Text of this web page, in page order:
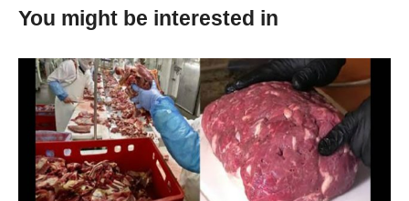
χρησιμοποίησαν σύγχρονες τεχνικές μαγνητικής
δάχτυλα, όταν παράγεται ο θόρυβος των
αρθρώσεων. Ένας ειδικός στη χειροπρακτική
τραβούσε το ένα μετά το άλλο τα δάχτυλά του στο
εργαστήριο και οι επιστήμονες κατέγραφαν σε
πραγματικό χρόνο τι συνέβαινε στο εσωτερικό της
You might be interested in